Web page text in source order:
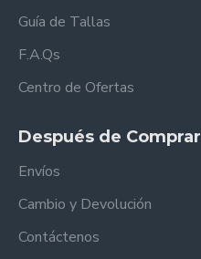
Guía de Tallas
F.A.Qs
Centro de Ofertas
Después de Comprar
Envíos
Cambio y Devolución
Contáctenos